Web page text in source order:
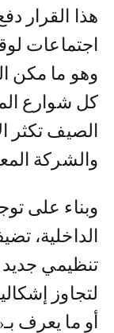
هذا القرار
اجتماعات
وهو ما مكن
كل شوارع
الصيف تكثر
والشركة
وبناء على
الداخلية،
تنظيمي جديد
لتجاوز
أو ما يعرف